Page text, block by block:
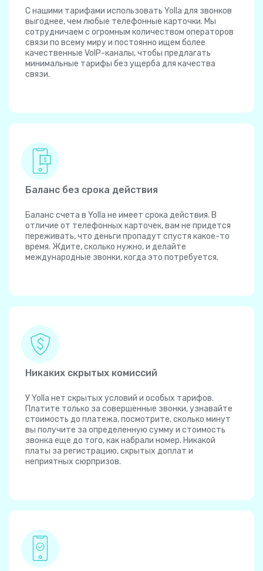
С нашими тарифами использовать Yolla для звонков
выгоднее, чем любые телефонные карточки. Мы
сотрудничаем с огромным количеством операторов
связи по всему миру и постоянно ищем более
качественные VoIP-каналы, чтобы предлагать
минимальные тарифы без ущерба для качества
связи.
Баланс без срока действия
Баланс счета в Yolla не имеет срока действия. В
отличие от телефонных карточек, вам не придется
переживать, что деньги пропадут спустя какое-то
время. Ждите, сколько нужно, и делайте
международные звонки, когда это потребуется.
Никаких скрытых комиссий
У Yolla нет скрытых условий и особых тарифов.
Платите только за совершенные звонки, узнавайте
стоимость до платежа, посмотрите, сколько минут
вы получите за определенную сумму и стоимость
звонка еще до того, как набрали номер. Никакой
платы за регистрацию, скрытых доплат и
неприятных сюрпризов.